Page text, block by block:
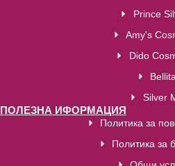
Prince
Amy's
Dido
Bellita
Silver
ПОЛЕЗНА ИФОРМАЦИЯ
Политика за
Политика за